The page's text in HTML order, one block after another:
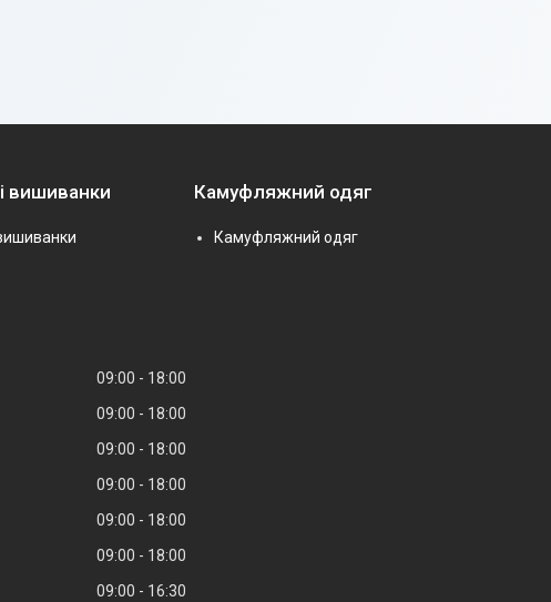
вишиванки Камуфляжний одяг
Камуфляжний одяг
09:00
18:00
09:00
18:00
09:00
18:00
09:00
18:00
09:00
18:00
09:00
18:00
09:00 16:30